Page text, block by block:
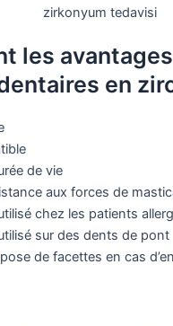
les
en
de vie
aux forces de
chez les patients
sur des dents de pont
de facettes en cas